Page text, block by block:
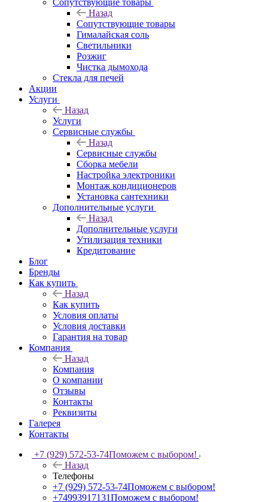
Сопутствующие товары
Назад
Сопутствующие товары
Гималайская соль
Светильники
Розжиг
Чистка дымохода
Стекла для печей
Акции
Услуги
Назад
Услуги
Сервисные службы
Назад
Сервисные службы
Сборка мебели
Настройка электроники
Монтаж кондиционеров
Установка сантехники
Дополнительные услуги
Назад
Дополнительные услуги
Утилизация техники
Кредитование
Блог
Бренды
Как купить
Назад
Как купить
Условия оплаты
Условия доставки
Гарантия на товар
Компания
Назад
Компания
О компании
Отзывы
Контакты
Реквизиты
Галерея
Контакты
+7 (929) 572-53-74Поможем с выбором!
Назад
Телефоны
+7 (929) 572-53-74Поможем с выбором!
+74993917131Поможем с выбором!